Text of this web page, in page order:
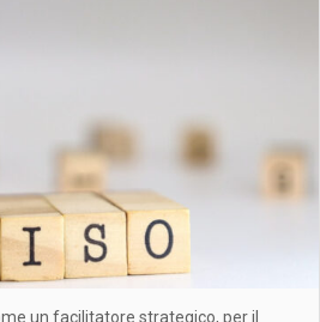
un facilitatore strategico, per il